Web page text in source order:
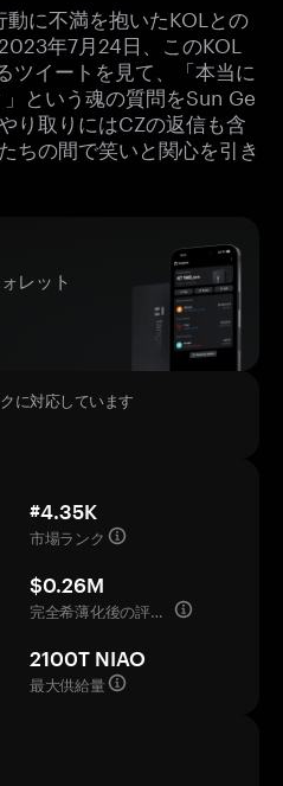
に不満を抱いたKOLとの
年7月24日、このKOL
ツイートを見て、「本当に
という魂の質問をSun Ge
り取りにはCZの返信も含
ちの間で笑いと関心を引き
レット
に対応しています
#4.35K
市場ランク
$0.26M
完全希薄化後の評価額
2100T NIAO
最大供給量